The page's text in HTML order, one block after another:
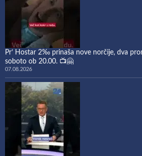
Pr’ Hostar 2‰ prinaša nove norčije, dva
soboto ob 20.00. 📺🤗
07.08.2026